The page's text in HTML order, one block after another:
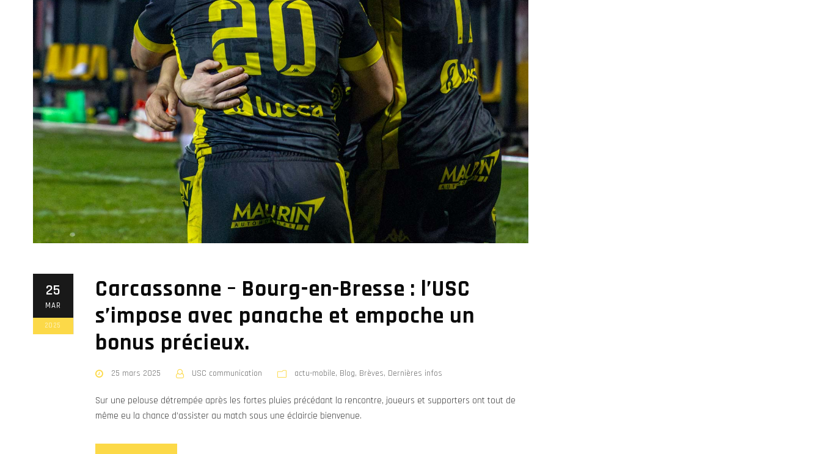
25
MAR
2025
Carcassonne – Bourg-en-Bresse : l’USC
s’impose avec panache et empoche un
bonus précieux.
25 mars 2025 USC communication actu-mobile, Blog, Brèves, Dernières infos
Sur une pelouse détrempée après les fortes pluies précédant la rencontre, joueurs et supporters ont tout de
même eu la chance d’assister au match sous une éclaircie bienvenue.